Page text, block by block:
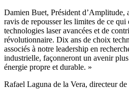
Damien Buet, Président d’Amplitude,
ravis de repousser les limites de ce qui
technologies laser avancées et de
révolutionnaire. Dix ans de choix
associés à notre leadership en
industrielle, façonneront un avenir
énergie propre et durable. »
Rafael Laguna de la Vera, directeur